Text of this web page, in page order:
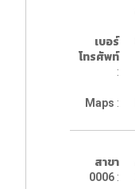
เบอร์
โทรศัพท์
:
Maps :
สาขา
0006: